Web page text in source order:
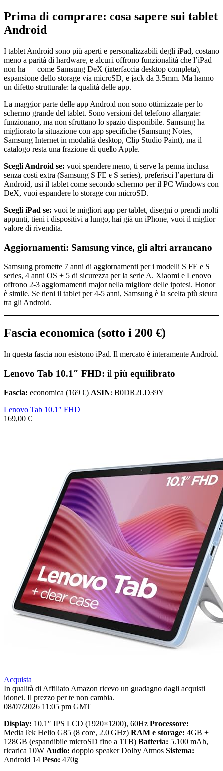
Prima di comprare: cosa sapere sui tablet
Android
I tablet Android sono più aperti e personalizzabili degli iPad, costano
meno a parità di hardware, e alcuni offrono funzionalità che l’iPad
non ha — come Samsung DeX (interfaccia desktop completa),
espansione dello storage via microSD, e jack da 3.5mm. Ma hanno
un difetto strutturale: la qualità delle app.
La maggior parte delle app Android non sono ottimizzate per lo
schermo grande del tablet. Sono versioni del telefono allargate:
funzionano, ma non sfruttano lo spazio disponibile. Samsung ha
migliorato la situazione con app specifiche (Samsung Notes,
Samsung Internet in modalità desktop, Clip Studio Paint), ma il
catalogo resta una frazione di quello Apple.
Scegli Android se: vuoi spendere meno, ti serve la penna inclusa
senza costi extra (Samsung S FE e S series), preferisci l’apertura di
Android, usi il tablet come secondo schermo per il PC Windows con
DeX, vuoi espandere lo storage con microSD.
Scegli iPad se: vuoi le migliori app per tablet, disegni o prendi molti
appunti, tieni i dispositivi a lungo, hai già un iPhone, vuoi il miglior
valore di rivendita.
Aggiornamenti: Samsung vince, gli altri arrancano
Samsung promette 7 anni di aggiornamenti per i modelli S FE e S
series, 4 anni OS + 5 di sicurezza per la serie A. Xiaomi e Lenovo
offrono 2-3 aggiornamenti major nella migliore delle ipotesi. Honor
è simile. Se tieni il tablet per 4-5 anni, Samsung è la scelta più sicura
tra gli Android.
Fascia economica (sotto i 200 €)
In questa fascia non esistono iPad. Il mercato è interamente Android.
Lenovo Tab 10.1″ FHD: il più equilibrato
Fascia: economica (169 €) ASIN: B0DR2LD39Y
Lenovo Tab 10.1″ FHD
169,00 €
Acquista
In qualità di Affiliato Amazon ricevo un guadagno dagli acquisti
idonei. Il prezzo per te non cambia.
08/07/2026 11:05 pm GMT
Display: 10.1″ IPS LCD (1920×1200), 60Hz Processore:
MediaTek Helio G85 (8 core, 2.0 GHz) RAM e storage: 4GB +
128GB (espandibile microSD fino a 1TB) Batteria: 5.100 mAh,
ricarica 10W Audio: doppio speaker Dolby Atmos Sistema:
Android 14 Peso: 470g